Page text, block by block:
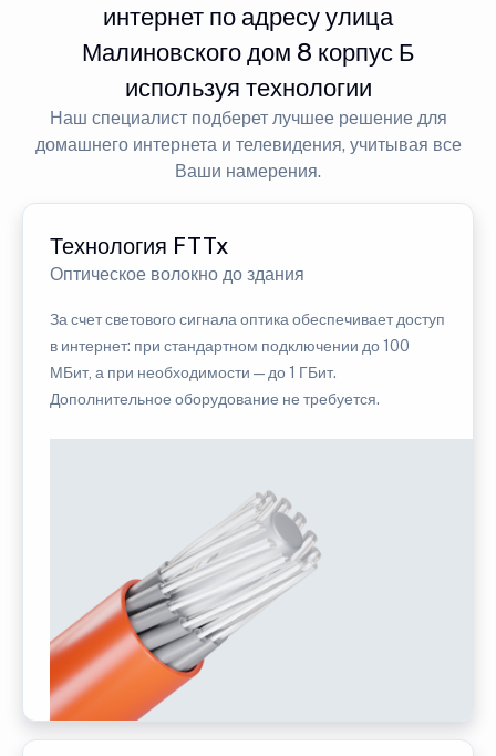
интернет по адресу улица
Малиновского дом 8 корпус Б
используя технологии
Наш специалист подберет лучшее решение для
домашнего интернета и телевидения, учитывая все
Ваши намерения.
Технология FTTx
Оптическое волокно до здания
За счет светового сигнала оптика обеспечивает доступ
в интернет: при стандартном подключении до 100
МБит, а при необходимости — до 1 ГБит.
Дополнительное оборудование не требуется.